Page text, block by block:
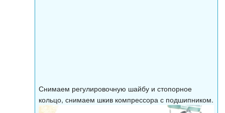
Снимаем регулировочную шайбу и стопорное
кольцо, снимаем шкив компрессора с подшипником.